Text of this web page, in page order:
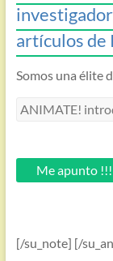
artículos de
Somos una élite
ANIMATE!
email.Me apunto !!!
[/su_note] [/